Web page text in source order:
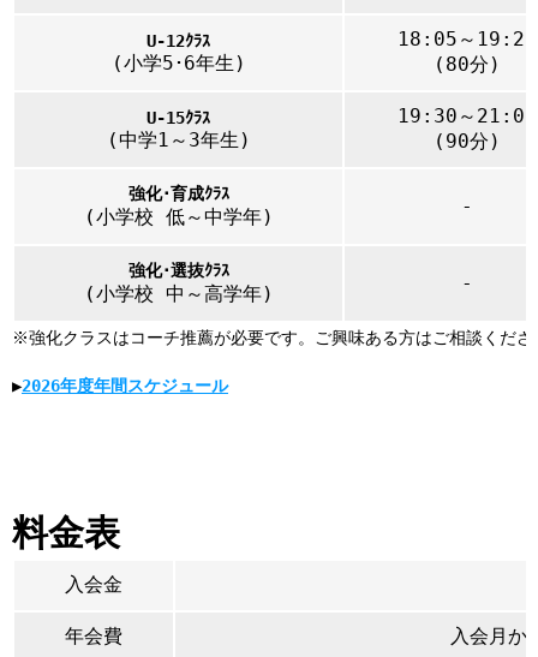
U-12ｸﾗｽ
(小学5･6年生)
18:05～19:25
(80分)
U-15ｸﾗｽ
(中学1～3年生)
19:30～21:00
(90分)
強化･育成ｸﾗｽ
(小学校 低～中学年) -
強化･選抜ｸﾗｽ
(小学校 中～高学年) -
※強化クラスはコーチ推薦が必要です。ご興味ある方はご相談くださ
▶2026年度年間スケジュール
料金表
入会金
年会費 入会月